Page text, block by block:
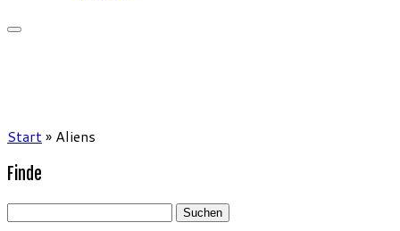
Start» Aliens
Finde
Suchen